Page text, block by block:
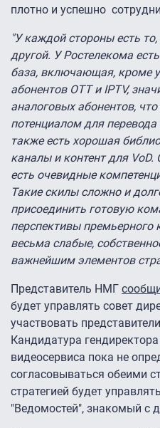
плотно и успешно
"У каждой стороны есть
другой. У Ростелекома
база, включающая, кроме
абонентов OTT и IPTV,
аналоговых абонентов,
потенциалом для
также есть хорошая
каналы и контент для
есть очевидные
Такие скилы сложно и
присоединить готовую
перспективы премьерного
весьма слабые,
важнейшим элементов
Представитель НМГ
будет управлять совет
участвовать
Кандидатура
видеосервиса пока не
согласовываться обеими
стратегией будет
"Ведомостей", знакомый с